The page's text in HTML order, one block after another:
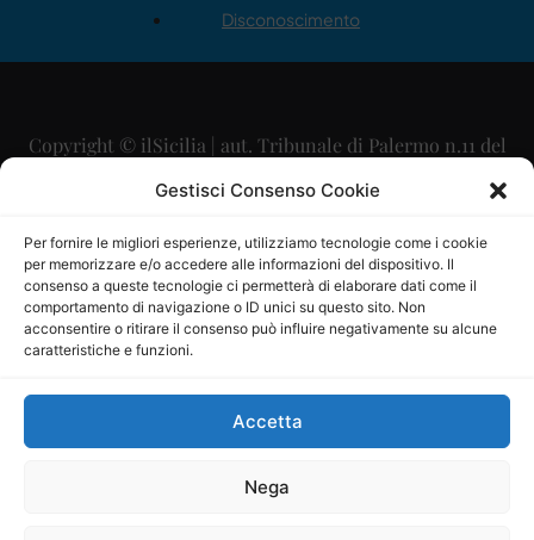
Gestisci Consenso Cookie
Per fornire le migliori esperienze, utilizziamo tecnologie come i cookie
per memorizzare e/o accedere alle informazioni del dispositivo. Il
consenso a queste tecnologie ci permetterà di elaborare dati come il
comportamento di navigazione o ID unici su questo sito. Non
acconsentire o ritirare il consenso può influire negativamente su alcune
caratteristiche e funzioni.
Accetta
Nega
Disconoscimento
Copyright © ilSicilia | aut. Tribunale di Palermo n.11 del
29/09/2015
Direttore Editoriale: Maurizio Scaglione
Direttore Responsabile: Maria Calabrese
P.IVA: 06334930820
Mercurio Comunicazione Società Cooperativa a r.l. è
iscritta al Registro degli Operatori di Comunicazione al